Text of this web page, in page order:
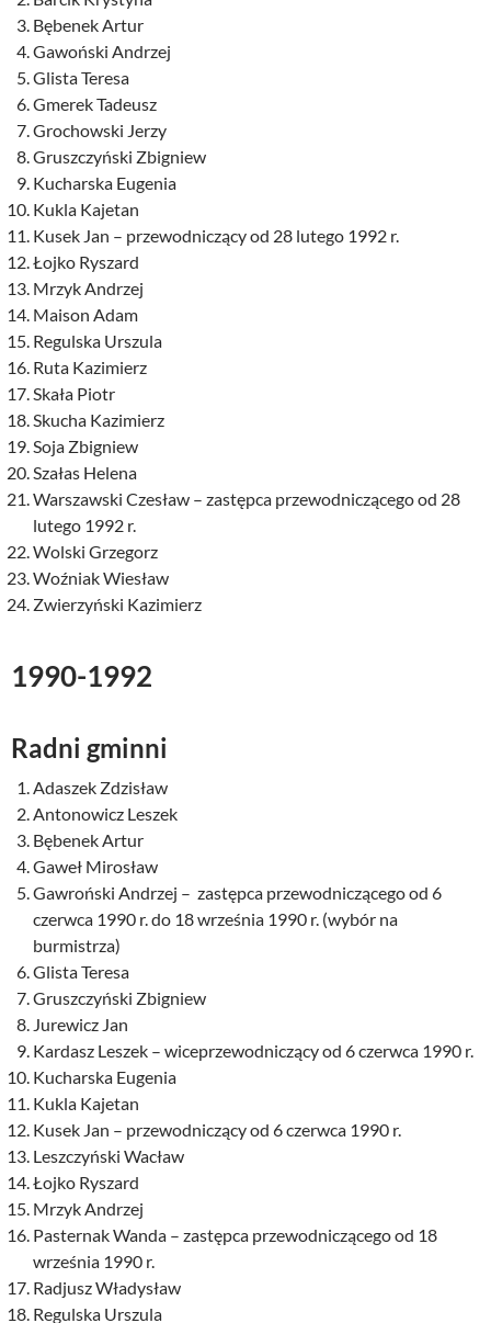
Bębenek Artur
Gawoński Andrzej
Glista Teresa
Gmerek Tadeusz
Grochowski Jerzy
Gruszczyński Zbigniew
Kucharska Eugenia
Kukla Kajetan
Kusek Jan – przewodniczący od 28 lutego 1992 r.
Łojko Ryszard
Mrzyk Andrzej
Maison Adam
Regulska Urszula
Ruta Kazimierz
Skała Piotr
Skucha Kazimierz
Soja Zbigniew
Szałas Helena
Warszawski Czesław – zastępca przewodniczącego od 28
lutego 1992 r.
Wolski Grzegorz
Woźniak Wiesław
Zwierzyński Kazimierz
1990-1992
Radni gminni
Adaszek Zdzisław
Antonowicz Leszek
Bębenek Artur
Gaweł Mirosław
Gawroński Andrzej – zastępca przewodniczącego od 6
czerwca 1990 r. do 18 września 1990 r. (wybór na
burmistrza)
Glista Teresa
Gruszczyński Zbigniew
Jurewicz Jan
Kardasz Leszek – wiceprzewodniczący od 6 czerwca 1990 r.
Kucharska Eugenia
Kukla Kajetan
Kusek Jan – przewodniczący od 6 czerwca 1990 r.
Leszczyński Wacław
Łojko Ryszard
Mrzyk Andrzej
Pasternak Wanda – zastępca przewodniczącego od 18
września 1990 r.
Radjusz Władysław
Regulska Urszula